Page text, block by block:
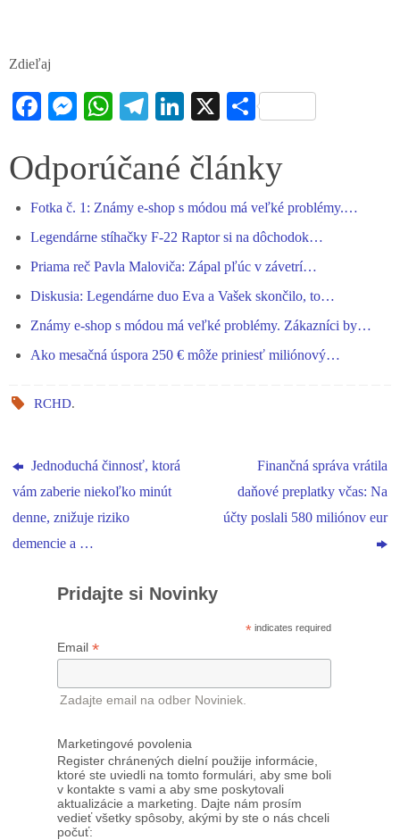
Zdieľaj
Fa
bo
ok
M
se
er
W
ts
pp
Te
gr
m
Li
ed
X S
re
Odporúčané články
Fotka č. 1: Známy e-shop s módou má veľké problémy.…
Legendárne stíhačky F-22 Raptor si na dôchodok…
Priama reč Pavla Maloviča: Zápal pľúc v závetrí…
Diskusia: Legendárne duo Eva a Vašek skončilo, to…
Známy e-shop s módou má veľké problémy. Zákazníci by…
Ako mesačná úspora 250 € môže priniesť miliónový…
RCHD.
Jednoduchá činnosť, ktorá
vám zaberie niekoľko minút
denne, znižuje riziko
demencie a …
Finančná správa vrátila
daňové preplatky včas: Na
účty poslali 580 miliónov eur
Pridajte si Novinky
* indicates required
Email *
Zadajte email na odber Noviniek.
Marketingové povolenia
Register chránených dielní použije informácie,
ktoré ste uviedli na tomto formulári, aby sme boli
v kontakte s vami a aby sme poskytovali
aktualizácie a marketing. Dajte nám prosím
vedieť všetky spôsoby, akými by ste o nás chceli
počuť: